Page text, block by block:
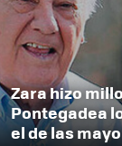
Zara hizo
Pontegadea
el de las